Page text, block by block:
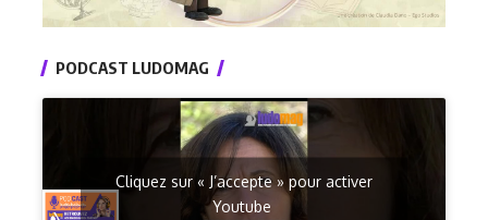
PODCAST LUDOMAG
Cliquez sur « J’accepte » pour activer
Youtube